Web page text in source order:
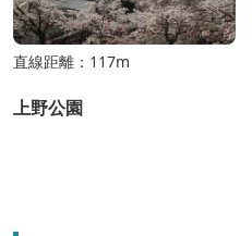
直線距離：117m
上野公園